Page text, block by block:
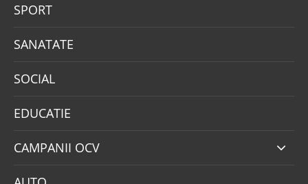
SPORT
SANATATE
SOCIAL
EDUCATIE
CAMPANII OCV